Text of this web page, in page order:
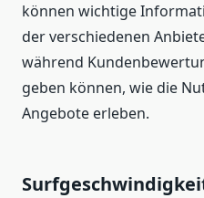
können wichtige
der verschiedenen
während
geben können, wie die
Angebote erleben.